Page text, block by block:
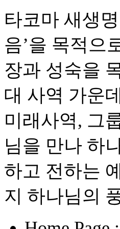
타코마 새생
음’을 목적으
장과 성숙을
대 사역 가운
미래사역, 그
님을 만나 하
하고 전하는
지 하나님의